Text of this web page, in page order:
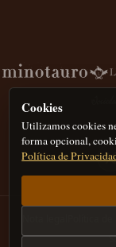
Política
Cookies
Utilizamos cookies
forma opcional,
Política de